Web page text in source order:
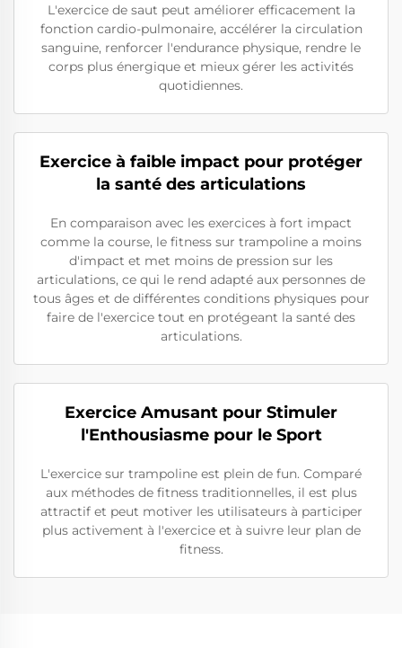
L'exercice de saut peut améliorer efficacement la
fonction cardio-pulmonaire, accélérer la circulation
sanguine, renforcer l'endurance physique, rendre le
corps plus énergique et mieux gérer les activités
quotidiennes.
Exercice à faible impact pour protéger
la santé des articulations
En comparaison avec les exercices à fort impact
comme la course, le fitness sur trampoline a moins
d'impact et met moins de pression sur les
articulations, ce qui le rend adapté aux personnes de
tous âges et de différentes conditions physiques pour
faire de l'exercice tout en protégeant la santé des
articulations.
Exercice Amusant pour Stimuler
l'Enthousiasme pour le Sport
L'exercice sur trampoline est plein de fun. Comparé
aux méthodes de fitness traditionnelles, il est plus
attractif et peut motiver les utilisateurs à participer
plus activement à l'exercice et à suivre leur plan de
fitness.